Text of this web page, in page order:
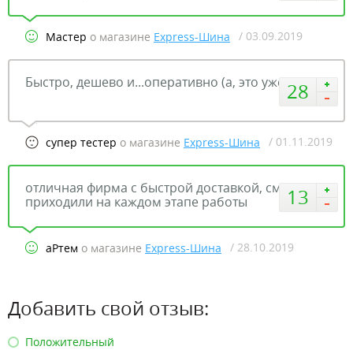
Мастер о магазине Express-Шина / 03.09.2019
28
Быстро, дешево и...оперативно (а, это уже было)
супер тестер о магазине Express-Шина / 01.11.2019
13
отличная фирма с быстрой доставкой, смс-ки
приходили на каждом этапе работы
аРтем о магазине Express-Шина / 28.10.2019
Добавить свой отзыв:
Положительный